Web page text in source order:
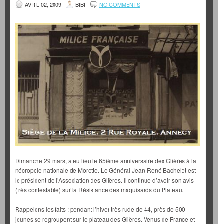
AVRIL 02, 2009 BIBI NO COMMENTS
Dimanche 29 mars, a eu lieu le 65ième anniversaire des Glières à la
nécropole nationale de Morette. Le Général Jean-René Bachelet est
le président de l’Association des Glières. Il continue d’avoir son avis
(très contestable) sur la Résistance des maquisards du Plateau.
Rappelons les faits : pendant l’hiver très rude de 44, près de 500
jeunes se regroupent sur le plateau des Glières. Venus de France et